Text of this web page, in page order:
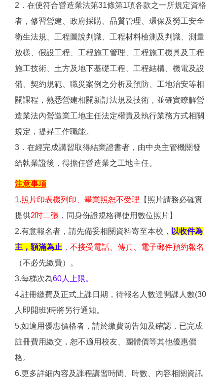
2．在使符合營造業法第31條第1項各款之一所規定資格
者，修習營建、政府採購、品質管理、環保及勞工安全
衛生法規、工程圖說判識、工程材料檢測及判識、測量
放樣、假設工程、工程施工管理、工程施工機具及工程
施工技術、土方及地下基礎工程、工程結構、機電及設
備、契約規範、職災案例之分析及預防、工地治安等相
關課程，熟悉營建相關新訂法規及技術，並確實瞭解營
造業法內營造業工地主任法定權責及執行業務方式相關
規定，提昇工作職能。
3．在經完成講習取得結業證書者，由中央主管機關發
給執業證後，得擔任營造業之工地主任。
注意事項
1.照片印表機列印、畢業照恕不受理 【照片請務必確實
提供2吋二張 ，同身份證規格得使用數位照片】
2.有意報名者，請先備妥相關資料寄至本校， 以收件為
主，額滿為止 ， 不接受電話、傳真、電子郵件預約報名
（不必先繳費）。
3.每梯次為60人上限。
4.註冊繳費及正式上課日期，待報名人數達開課人數(30
人即開班)時將另行通知。
5.如適用優惠價格者，請於繳費前告知及確認，已完成
註冊費用繳交，恕不適用校友、團體價等其他優惠價
格。
6.更多詳細內容及課程講習時間、時數、內容相關資訊